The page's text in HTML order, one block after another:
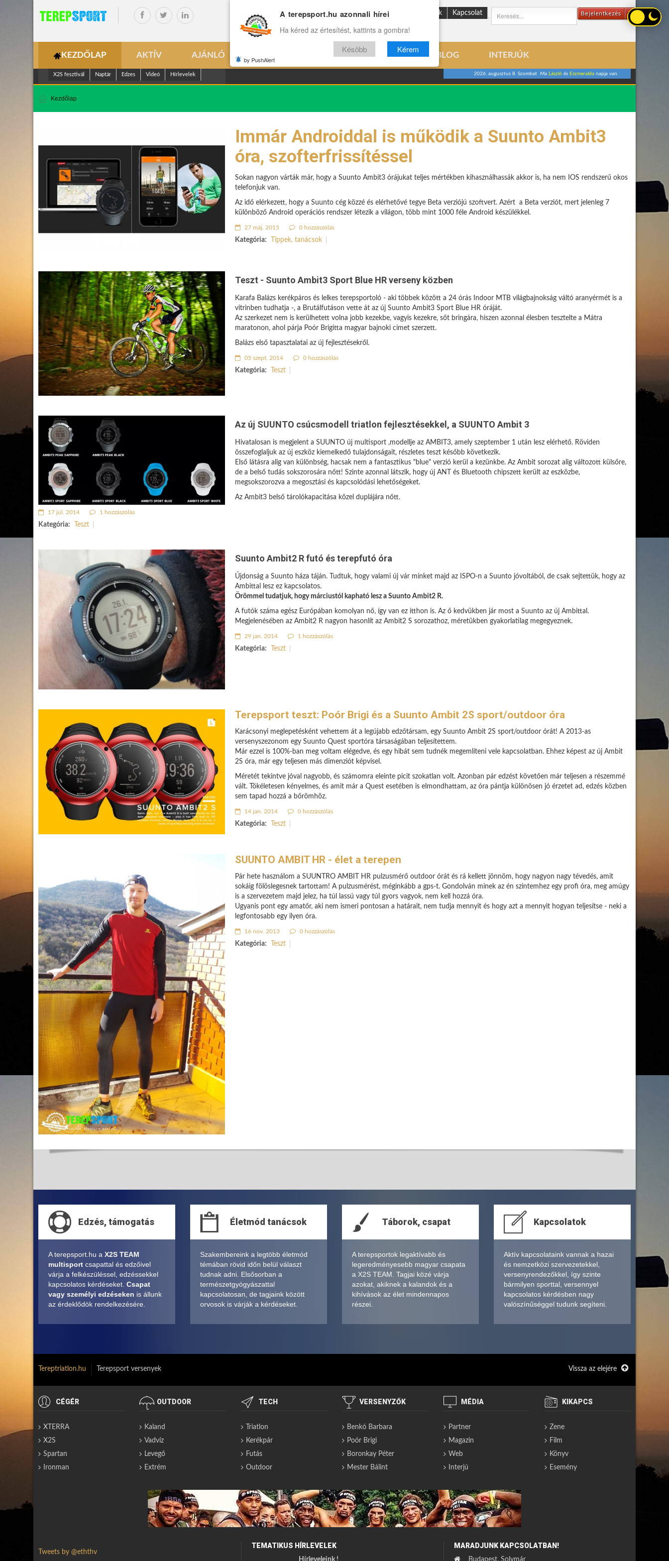
Bejelentkezés
ENG Reviews Archívum Rólunk Kapcsolat
KEZDŐLAP AKTÍV AJÁNLÓ ÉLETMÓD VILÁG BLOG INTERJÚK
X2S fesztivál Naptár Edzes Videó Hírlevelek 2026. augusztus 8. Szombat Ma Lászlóés Eszmeraldanapja van.
Kezdőlap
Immár Androiddal is működik a Suunto Ambit3
óra, szofterfrissítéssel
Sokan nagyon várták már, hogy a Suunto Ambit3 órájukat teljes mértékben kihasználhassák akkor is, ha nem IOS rendszerű okos
telefonjuk van.
Az idő elérkezett, hogy a Suunto cég közzé és elérhetővé tegye Beta verziójú szoftvert. Azért a Beta verziót, mert jelenleg 7
különböző Android operációs rendszer létezik a világon, több mint 1000 féle Android készülékkel.
27 máj. 2015 0 hozzászólás
Kategória: Tippek, tanácsok
Teszt - Suunto Ambit3 Sport Blue HR verseny közben
Karafa Balázs kerékpáros és lelkes terepsportoló - aki többek között a 24 órás Indoor MTB világbajnokság váltó aranyérmét is a
vitrinben tudhatja -, a Brutálfutáson vette át az új Suunto Ambit3 Sport Blue HR óráját.
Az szerkezet nem is kerülhetett volna jobb kezekbe, vagyis kezekre, sőt bringára, hiszen azonnal élesben tesztelte a Mátra
maratonon, ahol párja Poór Brigitta magyar bajnoki címet szerzett.
Balázs első tapasztalatai az új fejlesztésekről.
05 szept. 2014 0 hozzászólás
Kategória: Teszt
Az új SUUNTO csúcsmodell triatlon fejlesztésekkel, a SUUNTO Ambit 3
Hivatalosan is megjelent a SUUNTO új multisport ,modellje az AMBIT3, amely szeptember 1 után lesz elérhető. Röviden
összefoglaljuk az új eszköz kiemelkedő tulajdonságait, részletes teszt később következik.
Első látásra alig van különbség, hacsak nem a fantasztikus "blue" verzió kerül a kezünkbe. Az Ambit sorozat alig változott külsőre,
de a belső tudás sokszorosára nőtt! Szinte azonnal látszik, hogy új ANT és Bluetooth chipszett került az eszközbe,
megsokszorozva a megosztási és kapcsolódási lehetőségeket.
Az Ambit3 belső tárolókapacitása közel duplájára nőtt.
17 júl. 2014 1 hozzászólás
Kategória: Teszt
Suunto Ambit2 R futó és terepfutó óra
Újdonság a Suunto háza táján. Tudtuk, hogy valami új vár minket majd az ISPO-n a Suunto jóvoltából, de csak sejtettük, hogy az
Ambittal lesz ez kapcsolatos.
Örömmel tudatjuk, hogy márciustól kapható lesz a Suunto Ambit2 R.
A futók száma egész Európában komolyan nő, így van ez itthon is. Az ő kedvükben jár most a Suunto az új Ambittal.
Megjelenésében az Ambit2 R nagyon hasonlít az Ambit2 S sorozathoz, méretükben gyakorlatilag megegyeznek.
29 jan. 2014 1 hozzászólás
Kategória: Teszt
Terepsport teszt: Poór Brigi és a Suunto Ambit 2S sport/outdoor óra
Karácsonyi meglepetésként vehettem át a legújabb edzőtársam, egy Suunto Ambit 2S sport/outdoor órát! A 2013-as
versenyszezonom egy Suunto Quest sportóra társaságában teljesítettem.
Már ezzel is 100%-ban meg voltam elégedve, és egy hibát sem tudnék megemlíteni vele kapcsolatban. Ehhez képest az új Ambit
2S óra, már egy teljesen más dimenziót képvisel.
Méretét tekintve jóval nagyobb, és számomra eleinte picit szokatlan volt. Azonban pár edzést követően már teljesen a részemmé
vált. Tökéletesen kényelmes, és amit már a Quest esetében is elmondhattam, az óra pántja különösen jó érzetet ad, edzés közben
sem tapad hozzá a bőrömhöz.
14 jan. 2014 0 hozzászólás
Kategória: Teszt
SUUNTO AMBIT HR - élet a terepen
Pár hete használom a SUUNTRO AMBIT HR pulzusmérő outdoor órát és rá kellett jönnöm, hogy nagyon nagy tévedés, amit
sokáig fölöslegesnek tartottam! A pulzusmérést, méginkább a gps-t. Gondolván minek az én szintemhez egy profi óra, meg amúgy
is a szervezetem majd jelez, ha túl lassú vagy túl gyors vagyok, nem kell hozzá óra.
Ugyanis pont egy amatőr, aki nem ismeri pontosan a határait, nem tudja mennyit és hogy azt a mennyit hogyan teljesítse - neki a
legfontosabb egy ilyen óra.
16 nov. 2013 0 hozzászólás
Kategória: Teszt
Edzés, támogatás
A terepsport.hu a X2S TEAM
multisport csapattal és edzőivel
várja a felkészüléssel, edzéssekkel
kapcsolatos kérdéseket. Csapat
vagy személyi edzéseken is állunk
az érdeklődök rendelkezésére.
Életmód tanácsok
Szakembereink a legtöbb életmód
témában rövid időn belül választ
tudnak adni. Elsősorban a
természetgyógyászattal
kapcsolatosan, de tagjaink között
orvosok is várják a kérdéseket.
Táborok, csapat
A terepsportok legaktívabb és
legeredményesebb magyar csapata
a X2S TEAM. Tagjai közé várja
azokat, akiknek a kalandok és a
kihívások az élet mindennapos
részei.
Kapcsolatok
Aktív kapcsolataink vannak a hazai
és nemzetközi szervezetekkel,
versenyrendezőkkel, így szinte
bármilyen sporttal, versennyel
kapcsolatos kérdésben nagy
valószínűséggel tudunk segíteni.
Tereptriatlon.hu Terepsport versenyek Vissza az elejére
CÉGÉR
XTERRA
X2S
Spartan
Ironman
OUTDOOR
Kaland
Vadvíz
Levegő
Extrém
TECH
Triatlon
Kerékpár
Futás
Outdoor
VERSENYZŐK
Benkó Barbara
Poór Brigi
Boronkay Péter
Mester Bálint
MÉDIA
Partner
Magazin
Web
Interjú
KIKAPCS
Zene
Film
Könyv
Esemény
Tweets by @eththv
TEMATIKUS HÍRLEVELEK
Hírleveleink !
MARADJUNK KAPCSOLATBAN!
Budapest, Solymár
A terepsport.hu azonnali hírei
Ha kéred az értesítést, kattints a gombra!
Késöbb Kérem
by PushAlert